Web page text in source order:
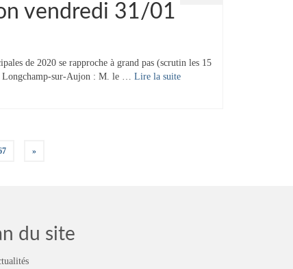
vendredi 31/01
de 2020 se rapproche à grand pas (scrutin les 15
Longchamp-sur-Aujon : M. le …Lire la suite­­
»
du site